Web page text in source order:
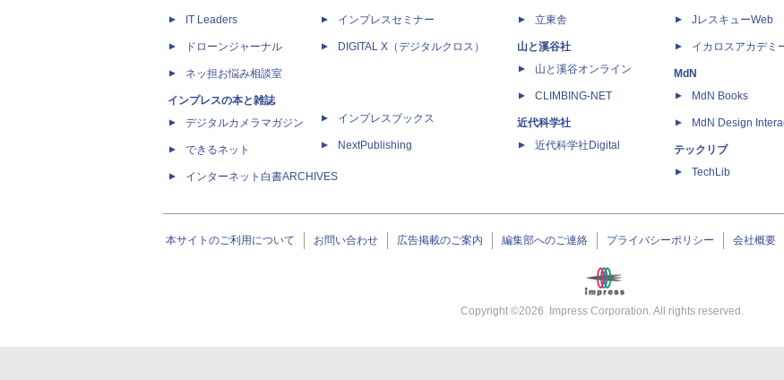
IT Leaders
ドローンジャーナル
ネッ担お悩み相談室
インプレスの本と雑誌
デジタルカメラマガジン
できるネット
インターネット白書ARCHIVES
インプレスセミナー
DIGITAL X（デジタルクロス）
インプレスブックス
NextPublishing
立東舎
山と溪谷社
山と溪谷オンライン
CLIMBING-NET
近代科学社
近代科学社Digital
JレスキューWeb
イカロスアカデミ
MdN
MdN Books
MdN Design
テックリブ
TechLib
本サイトのご利用について お問い合わせ 広告掲載のご案内 編集部へのご連絡 プライバシーポリシー 会社概要
Copyright ©2026 Impress Corporation. All rights reserved.